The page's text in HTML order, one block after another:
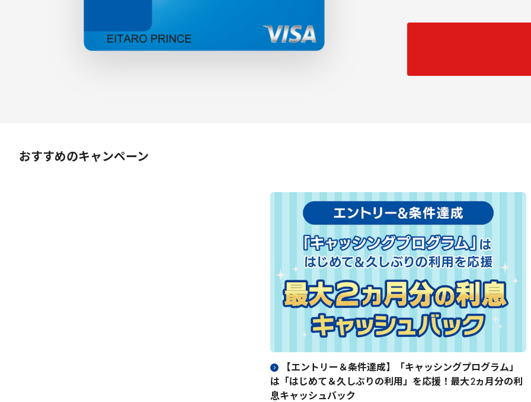
おすすめのキャンペーン
【エントリー＆条件達成】「キャッシングプログラム」
は「はじめて＆久しぶりの利用」を応援！最大2ヵ月分の利
息キャッシュバック